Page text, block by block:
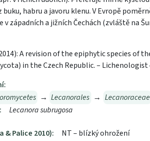
buku, habru a javoru klenu. V Evropě
západních a jižních Čechách (zvláště na
A revision of the epiphytic species of
in the Czech Republic. – Lichenologist
→ Lecanorales → Lecanoraceae
Lecanora subrugosa
& Palice 2010): NT – blízký ohrožení